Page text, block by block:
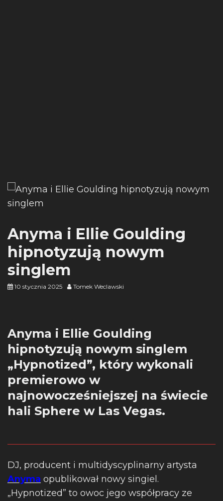
Anyma i Ellie Goulding
hipnotyzują nowym
singlem
10 stycznia 2025 Tomek Weclawski
Anyma i Ellie Goulding
hipnotyzują nowym singlem
„Hypnotized”, który wykonali
premierowo w
najnowocześniejszej na świecie
hali Sphere w Las Vegas.
DJ, producent i multidyscyplinarny artysta
Anyma opublikował nowy singiel.
„Hypnotized” to owoc jego współpracy ze